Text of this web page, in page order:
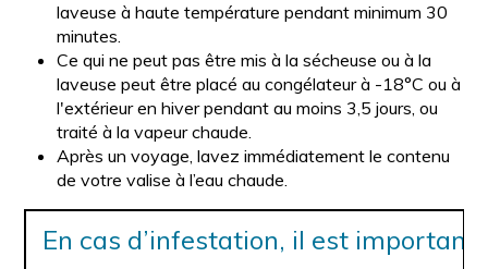
laveuse à haute température pendant minimum 30
minutes.
Ce qui ne peut pas être mis à la sécheuse ou à la
laveuse peut être placé au congélateur à -18°C ou à
l'extérieur en hiver pendant au moins 3,5 jours, ou
traité à la vapeur chaude.
Après un voyage, lavez immédiatement le contenu
de votre valise à l’eau chaude.
En cas d’infestation, il est